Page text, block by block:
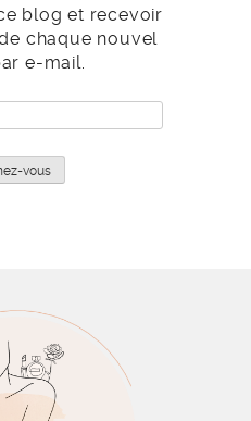
blog et recevoir
chaque nouvel
e-mail.
vous